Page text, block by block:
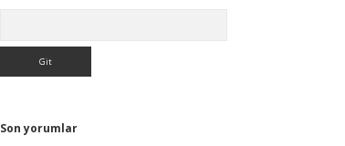
Son yorumlar